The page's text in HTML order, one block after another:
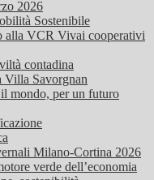
2026
Sostenibile
alla VCR Vivai cooperativi
contadina
Villa Savorgnan
mondo, per un futuro
Milano-Cortina 2026
verde dell’economia